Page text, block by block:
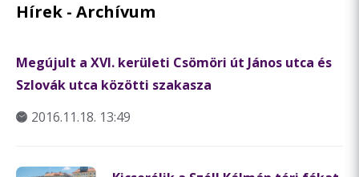
Hírek - Archívum
Megújult a XVI. kerületi Csömöri út János utca és
Szlovák utca közötti szakasza
2016.11.18. 13:49